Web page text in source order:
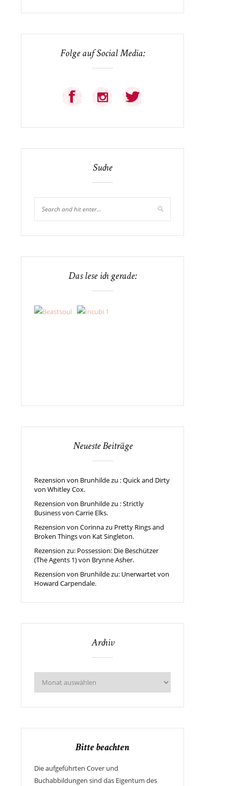
Folge auf Social Media:
Suche
Das lese ich gerade:
Neueste Beiträge
Rezension von Brunhilde zu : Quick and Dirty
von Whitley Cox.
Rezension von Brunhilde zu : Strictly
Business von Carrie Elks.
Rezension von Corinna zu Pretty Rings and
Broken Things von Kat Singleton.
Rezension zu: Possession: Die Beschützer
(The Agents 1) von Brynne Asher.
Rezension von Brunhilde zu: Unerwartet von
Howard Carpendale.
Archiv
Bitte beachten
Die aufgeführten Cover und
Buchabbildungen sind das Eigentum des